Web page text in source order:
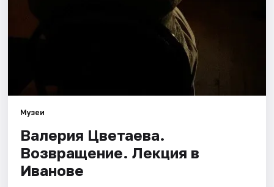
Музеи
Валерия Цветаева.
Возвращение. Лекция в
Иванове